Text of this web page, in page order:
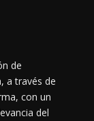
de
a través de
con un
del